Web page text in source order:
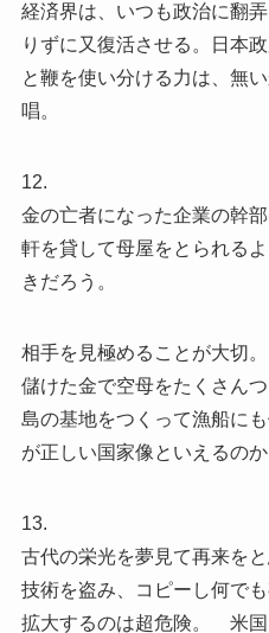
経済界は、いつも政治に翻
りずに又復活させる。日本
と鞭を使い分ける力は、無
唱。
12.
金の亡者になった企業の幹
軒を貸して母屋をとられる
きだろう。
相手を見極めることが大切。
儲けた金で空母をたくさん
島の基地をつくって漁船に
が正しい国家像といえるのか
13.
古代の栄光を夢見て再来をと
技術を盗み、コピーし何で
拡大するのは超危険。 米国